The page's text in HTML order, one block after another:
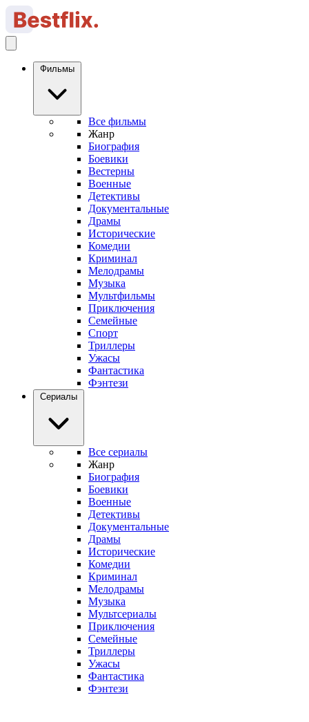
Фильмы
Все фильмы
Жанр
Биография
Боевики
Вестерны
Военные
Детективы
Документальные
Драмы
Исторические
Комедии
Криминал
Мелодрамы
Музыка
Мультфильмы
Приключения
Семейные
Спорт
Триллеры
Ужасы
Фантастика
Фэнтези
Сериалы
Все сериалы
Жанр
Биография
Боевики
Военные
Детективы
Документальные
Драмы
Исторические
Комедии
Криминал
Мелодрамы
Музыка
Мультсериалы
Приключения
Семейные
Триллеры
Ужасы
Фантастика
Фэнтези